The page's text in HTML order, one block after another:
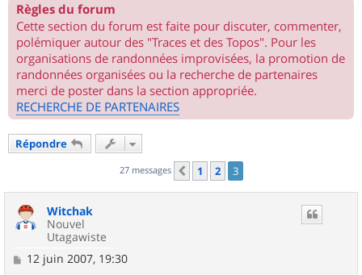
Règles du forum
Cette section du forum est faite pour discuter, commenter,
polémiquer autour des "Traces et des Topos". Pour les
organisations de randonnées improvisées, la promotion de
randonnées organisées ou la recherche de partenaires
merci de poster dans la section appropriée.
RECHERCHE DE PARTENAIRES
Répondre
27 messages Précédent
1 2 3
Witchak
Nouvel
Utagawiste
M12 juin 2007, 19:30